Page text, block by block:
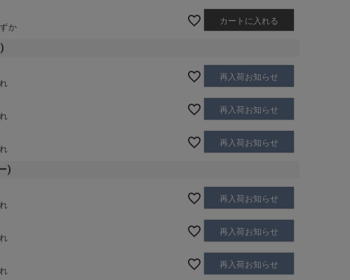
か
カートに入れる
再入荷お知らせ
再入荷お知らせ
再入荷お知らせ
)
再入荷お知らせ
再入荷お知らせ
再入荷お知らせ